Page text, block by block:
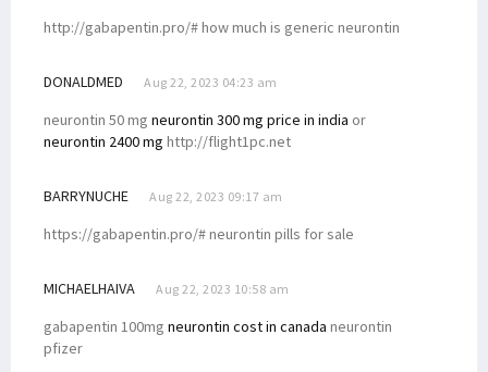
http://gabapentin.pro/# how much is generic neurontin
DONALDMED Aug 22, 2023 04:23 am
neurontin 50 mg neurontin 300 mg price in india or
neurontin 2400 mg http://flight1pc.net
BARRYNUCHE Aug 22, 2023 09:17 am
https://gabapentin.pro/# neurontin pills for sale
MICHAELHAIVA Aug 22, 2023 10:58 am
gabapentin 100mg neurontin cost in canada neurontin
pfizer